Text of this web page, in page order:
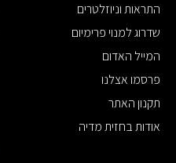
התראות וניוזלטרים
שדרוג למנוי פרימיום
המייל האדום
פרסמו אצלנו
תקנון האתר
אודות בחזית מדיה